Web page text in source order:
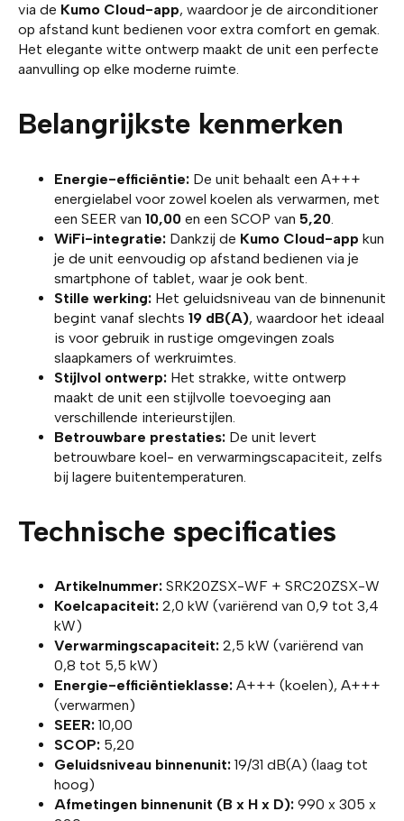
via de Kumo Cloud-app, waardoor je de airconditioner
op afstand kunt bedienen voor extra comfort en gemak.
Het elegante witte ontwerp maakt de unit een perfecte
aanvulling op elke moderne ruimte.
Belangrijkste kenmerken
Energie-efficiëntie: De unit behaalt een A+++
energielabel voor zowel koelen als verwarmen, met
een SEER van 10,00 en een SCOP van 5,20
WiFi-integratie: Dankzij de Kumo Cloud-app kun
je de unit eenvoudig op afstand bedienen via je
smartphone of tablet, waar je ook bent.
Stille werking: Het geluidsniveau van de binnenunit
begint vanaf slechts 19 dB(A), waardoor het ideaal
is voor gebruik in rustige omgevingen zoals
slaapkamers of werkruimtes.
Stijlvol ontwerp: Het strakke, witte ontwerp
maakt de unit een stijlvolle toevoeging aan
verschillende interieurstijlen.
Betrouwbare prestaties: De unit levert
betrouwbare koel- en verwarmingscapaciteit, zelfs
bij lagere buitentemperaturen.
Technische specificaties
Artikelnummer: SRK20ZSX-WF + SRC20ZSX-W
Koelcapaciteit: 2,0 kW (variërend van 0,9 tot 3,4
kW)
Verwarmingscapaciteit: 2,5 kW (variërend van
0,8 tot 5,5 kW)
Energie-efficiëntieklasse: A+++ (koelen), A+++
(verwarmen)
SEER: 10,00
SCOP: 5,20
Geluidsniveau binnenunit: 19/31 dB(A) (laag tot
hoog)
Afmetingen binnenunit (B x H x D): 990 x 305 x